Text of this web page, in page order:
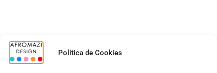
Política de Cookies